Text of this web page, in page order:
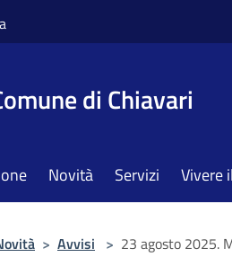
di Chiavari
Novità Servizi Vivere
> Avvisi > 23 agosto 2025.